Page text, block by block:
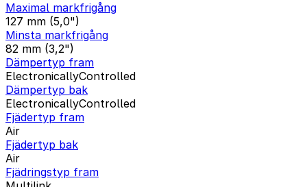
Maximal markfrigång
127 mm (5,0")
Minsta markfrigång
82 mm (3,2")
Dämpertyp fram
ElectronicallyControlled
Dämpertyp bak
ElectronicallyControlled
Fjädertyp fram
Air
Fjädertyp bak
Air
Fjädringstyp fram